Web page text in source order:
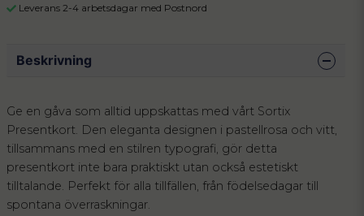
Leverans 2-4 arbetsdagar med Postnord
Beskrivning
Ge en gåva som alltid uppskattas med vårt Sortix
Presentkort. Den eleganta designen i pastellrosa och vitt,
tillsammans med en stilren typografi, gör detta
presentkort inte bara praktiskt utan också estetiskt
tilltalande. Perfekt för alla tillfällen, från födelsedagar till
spontana överraskningar.